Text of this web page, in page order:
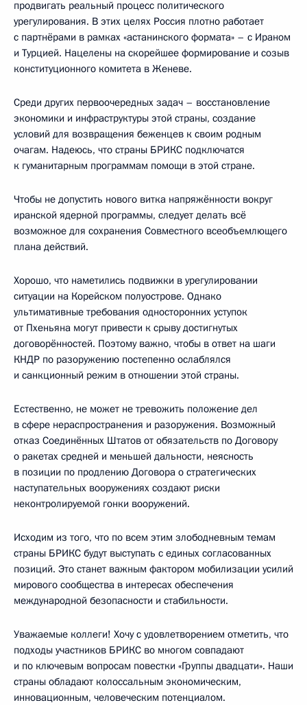
продвигать реальный процесс политического
урегулирования. В этих целях Россия плотно работает
с партнёрами в рамках «астанинского формата» – с Ираном
и Турцией. Нацелены на скорейшее формирование и созыв
конституционного комитета в Женеве.
Среди других первоочередных задач – восстановление
экономики и инфраструктуры этой страны, создание
условий для возвращения беженцев к своим родным
очагам. Надеюсь, что страны БРИКС подключатся
к гуманитарным программам помощи в этой стране.
Чтобы не допустить нового витка напряжённости вокруг
иранской ядерной программы, следует делать всё
возможное для сохранения Совместного всеобъемлющего
плана действий.
Хорошо, что наметились подвижки в урегулировании
ситуации на Корейском полуострове. Однако
ультимативные требования односторонних уступок
от Пхеньяна могут привести к срыву достигнутых
договорённостей. Поэтому важно, чтобы в ответ на шаги
КНДР по разоружению постепенно ослаблялся
и санкционный режим в отношении этой страны.
Естественно, не может не тревожить положение дел
в сфере нераспространения и разоружения. Возможный
отказ Соединённых Штатов от обязательств по Договору
о ракетах средней и меньшей дальности, неясность
в позиции по продлению Договора о стратегических
наступательных вооружениях создают риски
неконтролируемой гонки вооружений.
Исходим из того, что по всем этим злободневным темам
страны БРИКС будут выступать с единых согласованных
позиций. Это станет важным фактором мобилизации усилий
мирового сообщества в интересах обеспечения
международной безопасности и стабильности.
Уважаемые коллеги! Хочу с удовлетворением отметить, что
подходы участников БРИКС во многом совпадают
и по ключевым вопросам повестки «Группы двадцати». Наши
страны обладают колоссальным экономическим,
инновационным, человеческим потенциалом.